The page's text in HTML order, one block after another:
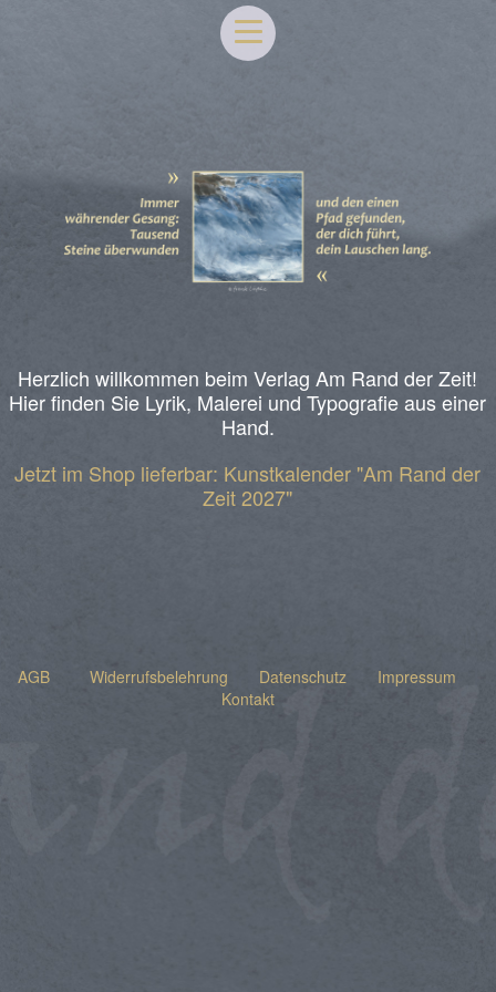
Herzlich willkommen beim Verlag Am Rand der Zeit!
Hier finden Sie Lyrik, Malerei und Typografie aus einer
Hand.
Jetzt im Shop lieferbar: Kunstkalender "Am Rand der
Zeit 2027"
AGB Widerrufsbelehrung Datenschutz
Impressum
Kontakt